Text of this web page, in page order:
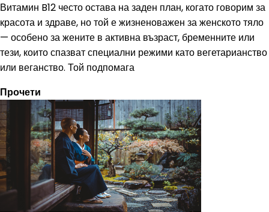
Витамин B12 често остава на заден план, когато говорим за
красота и здраве, но той е жизненоважен за женското тяло
— особено за жените в активна възраст, бременните или
тези, които спазват специални режими като вегетарианство
или веганство. Той подпомага
Прочети